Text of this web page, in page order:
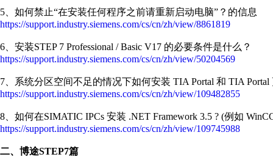
5、如何禁止“在安装任何程序之前请重新启动电脑”？的信息
https://support.industry.siemens.com/cs/cn/zh/view/8861819
6、安装STEP 7 Professional / Basic V17 的必要条件是什么？
https://support.industry.siemens.com/cs/cn/zh/view/50204569
7、系统分区空间不足的情况下如何安装 TIA Portal 和 TIA Portal
https://support.industry.siemens.com/cs/cn/zh/view/109482855
8、如何在SIMATIC IPCs 安装 .NET Framework 3.5 ? (例如
https://support.industry.siemens.com/cs/cn/zh/view/109745988
二、博途STEP7篇